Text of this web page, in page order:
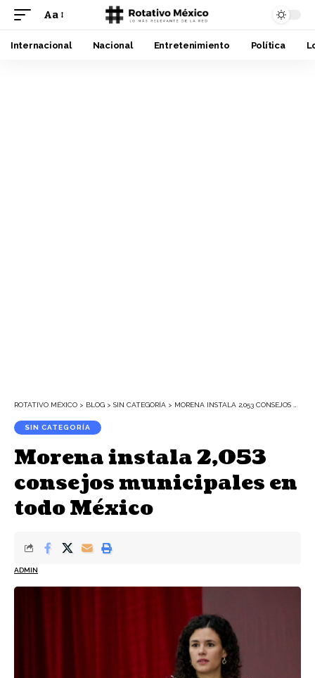
Font
Resizer
Aa
Internacional Nacional Entretenimiento Política
ROTATIVO MÉXICO > BLOG > SIN CATEGORÍA > MORENA INSTALA 2,053 CONSEJOS MUNICIPALES EN TODO MÉXICO
SIN CATEGORÍA
Morena instala 2,053
consejos municipales en
todo México
ADMIN